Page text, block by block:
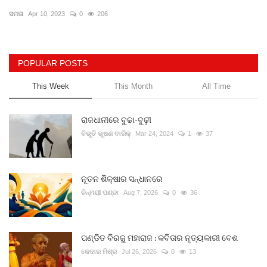
ଆଜିର ଖବର
ସାହିତ୍ୟ
ସଂସ୍କୃତି
ସିନେମା
ଭିଡିଓ
ସମତା Apr 10, 2023 0 206
POPULAR POSTS
This Week This Month All Time
ରାଜଧାନୀରେ ବୁଢା-ବୁଢ଼ୀ
ବିଭୂତି ଭୂଷଣ ବାରିକ୍ Mar 24, 2024 1 37
ନୂତନ ଶିକ୍ଷାର ସନ୍ଧାନରେ
ଚିନ୍ମୟୀ ପଣ୍ଡା Aug 7, 2026 0 36
ପଣ୍ଡିତ ବିରଜୁ ମହାରାଜ : କବିତାର ନୃତ୍ୟକାରୀ ବେଶ
କେଦାର ମିଶ୍ର Jul 26, 2026 0 13